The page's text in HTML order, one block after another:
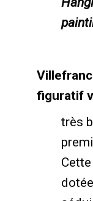
figuratif
très